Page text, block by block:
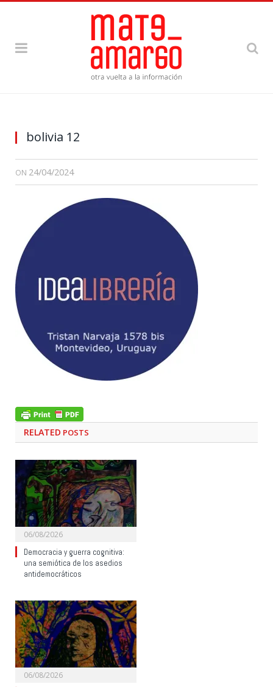
bolivia 12
ON 24/04/2024
RELATED POSTS
06/08/2026
Democracia y guerra cognitiva:
una semiótica de los asedios
antidemocráticos
06/08/2026